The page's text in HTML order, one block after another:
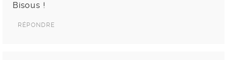
Bisous !
RÉPONDRE